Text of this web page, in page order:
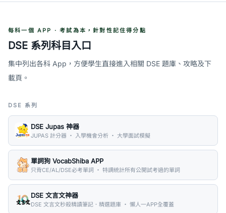
每科一個 APP · 考試為本，針對性記住得分點
DSE 系列科目入口
集中列出各科 App，方便學生直接進入相關 DSE 題庫、攻略及下
載頁。
DSE 系列
DSE Jupas 神器
JUPAS 計分器 ・ 入學機會分析 ・ 大學面試模擬
單詞狗 VocabShiba APP
只背CE/AL/DSE必考單詞 ・ 特調統計所有公開試考過的單詞
DSE 文言文神器
DSE 文言文秒殺精讀筆記．精選題庫 ・ 懶人一APP全覆蓋